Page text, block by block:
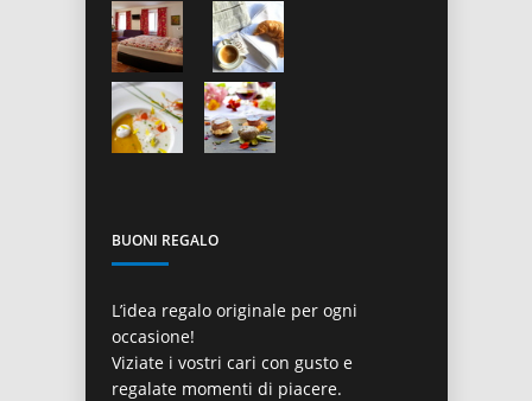
BUONI REGALO
L’idea regalo originale per ogni
occasione!
Viziate i vostri cari con gusto e
regalate momenti di piacere.